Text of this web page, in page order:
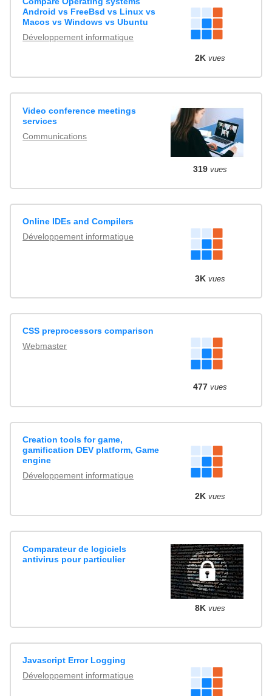
Android vs FreeBsd vs Linux vs
Macos vs Windows vs Ubuntu
Développement informatique
2K vues
Video conference meetings
services
Communications
319 vues
Online IDEs and Compilers
Développement informatique
3K vues
CSS preprocessors comparison
Webmaster
477 vues
Creation tools for game,
gamification DEV platform, Game
engine
Développement informatique
2K vues
Comparateur de logiciels
antivirus pour particulier
8K vues
Javascript Error Logging
Développement informatique